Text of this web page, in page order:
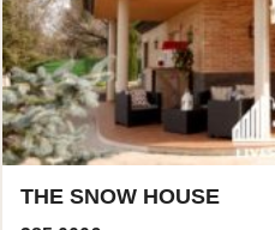
THE SNOW HOUSE